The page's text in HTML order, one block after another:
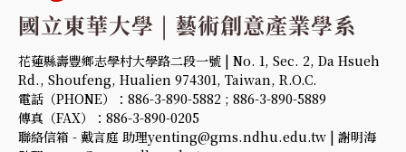
花蓮縣壽豐鄉志學村大學路二段一號 | No. 1, Sec. 2, Da Hsueh
Rd., Shoufeng, Hualien 974301, Taiwan, R.O.C.
電話（PHONE）：886-3-890-5882 ; 886-3-890-5889
傳真（FAX）：886-3-890-0205
聯絡信箱 - 戴言庭 助理yenting@gms.ndhu.edu.tw | 謝明海